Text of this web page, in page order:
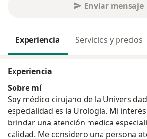
Enviar mensaje
Experiencia Servicios y precios
Experiencia
Sobre mí
Soy médico cirujano de la
especialidad es la Urología. Mi
brindar una atención medica
calidad. Me considero una persona